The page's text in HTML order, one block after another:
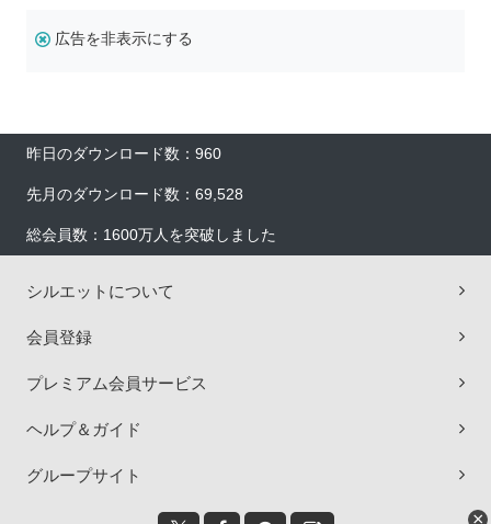
広告を非表示にする
昨日のダウンロード数：960
先月のダウンロード数：69,528
総会員数：1600万人を突破しました
シルエットについて
会員登録
プレミアム会員サービス
ヘルプ＆ガイド
グループサイト
×